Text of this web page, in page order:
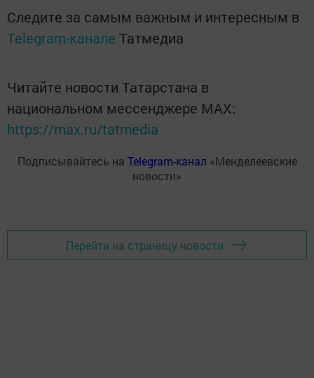
Следите за самым важным и интересным в
Telegram-канале Татмедиа
Читайте новости Татарстана в
национальном мессенджере MАХ:
https://max.ru/tatmedia
Подписывайтесь на Telegram-канал «Менделеевские
новости»
Перейти на страницу новости